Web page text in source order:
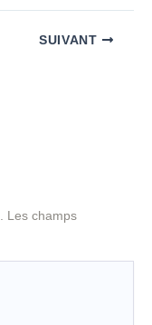
SUIVANT
Les champs